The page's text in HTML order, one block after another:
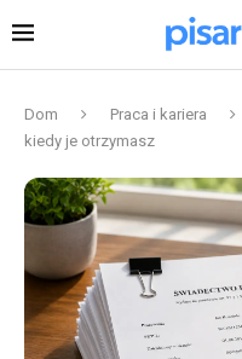
Dom Praca i kariera
kiedy je otrzymasz